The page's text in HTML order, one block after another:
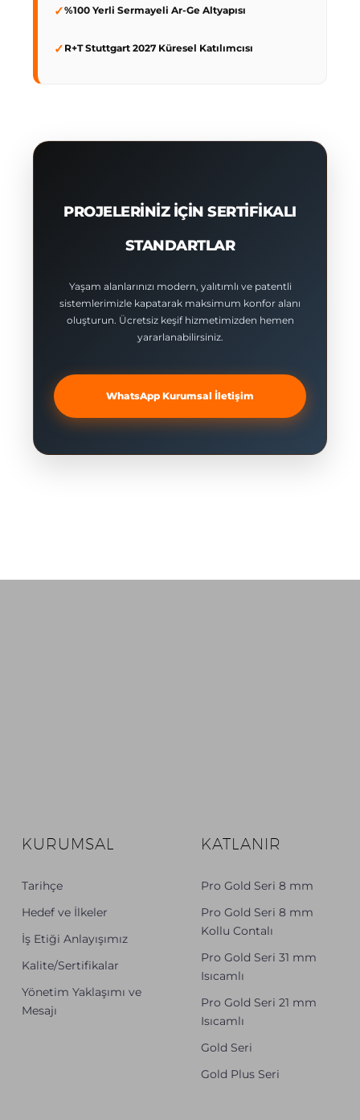
✓%100 Yerli Sermayeli Ar-Ge Altyapısı
✓ R+T Stuttgart 2027 Küresel Katılımcısı
PROJELERINIZ İÇIN SERTIFIKALI
STANDARTLAR
Yaşam alanlarınızı modern, yalıtımlı ve patentli
sistemlerimizle kapatarak maksimum konfor alanı
oluşturun. Ücretsiz keşif hizmetimizden hemen
yararlanabilirsiniz.
WhatsApp Kurumsal İletişim
KURUMSAL
Tarihçe
Hedef ve İlkeler
İş Etiği Anlayışımız
Kalite/Sertifikalar
Yönetim Yaklaşımı ve
Mesajı
KATLANIR
Pro Gold Seri 8 mm
Pro Gold Seri 8 mm
Kollu Contalı
Pro Gold Seri 31 mm
Isıcamlı
Pro Gold Seri 21 mm
Isıcamlı
Gold Seri
Gold Plus Seri